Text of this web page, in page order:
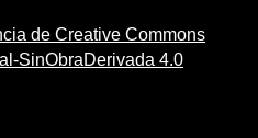
de Creative Commons
SinObraDerivada 4.0